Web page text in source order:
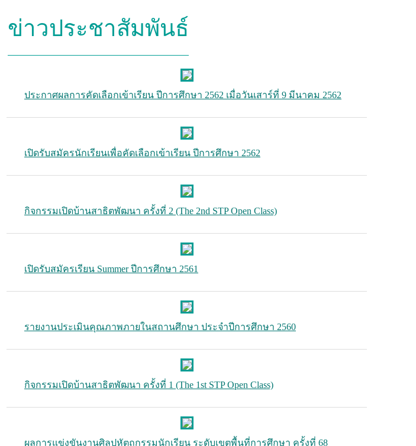
ข่าวประชาสัมพันธ์
ประกาศผลการคัดเลือกเข้าเรียน ปีการศึกษา 2562 เมื่อวันเสาร์ที่ 9 มีนาคม 2562
เปิดรับสมัครนักเรียนเพื่อคัดเลือกเข้าเรียน ปีการศึกษา 2562
กิจกรรมเปิดบ้านสาธิตพัฒนา ครั้งที่ 2 (The 2nd STP Open Class)
เปิดรับสมัครเรียน Summer ปีการศึกษา 2561
รายงานประเมินคุณภาพภายในสถานศึกษา ประจำปีการศึกษา 2560
กิจกรรมเปิดบ้านสาธิตพัฒนา ครั้งที่ 1 (The 1st STP Open Class)
ผลการแข่งขันงานศิลปหัตถกรรมนักเรียน ระดับเขตพื้นที่การศึกษา ครั้งที่ 68